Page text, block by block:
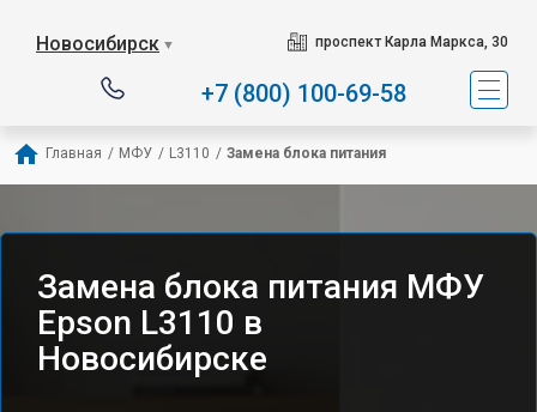
Новосибирск ▼ проспект Карла Маркса, 30
+7 (800) 100-69-58
Главная / МФУ / L3110 / Замена блока питания
Замена блока питания МФУ
Epson L3110 в
Новосибирске